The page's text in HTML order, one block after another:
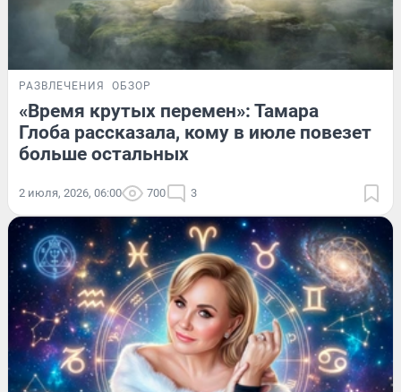
РАЗВЛЕЧЕНИЯ ОБЗОР
«Время крутых перемен»: Тамара
Глоба рассказала, кому в июле повезет
больше остальных
2 июля, 2026, 06:00 700 3